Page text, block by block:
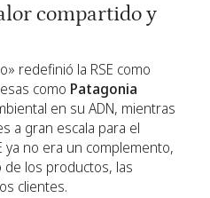
compartido y
redefinió la RSE como
como Patagonia
en su ADN, mientras
a gran escala para el
ya no era un complemento,
los productos, las
clientes.